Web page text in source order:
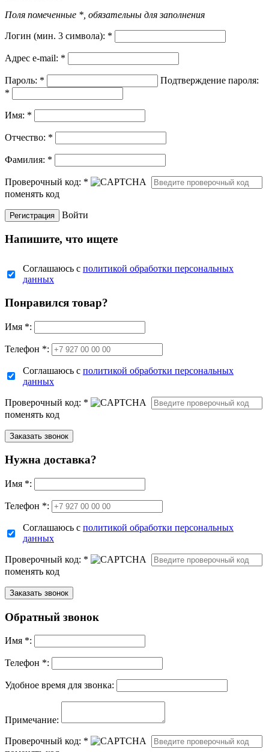
Поля помеченные *, обязательны для заполнения
Логин (мин. 3 символа): *
Адрес e-mail: *
Пароль: *
Подтверждение пароля:
*
Имя: *
Отчество: *
Фамилия: *
Проверочный код: *
поменять код
Войти
Напишите, что ищете
Соглашаюсь с политикой обработки персональных
данных
Понравился товар?
Имя *:
Телефон *:
Соглашаюсь с политикой обработки персональных
данных
Проверочный код: *
поменять код
Нужна доставка?
Имя *:
Телефон *:
Соглашаюсь с политикой обработки персональных
данных
Проверочный код: *
поменять код
Обратный звонок
Имя *:
Телефон *:
Удобное время для звонка:
Примечание:
Проверочный код: *